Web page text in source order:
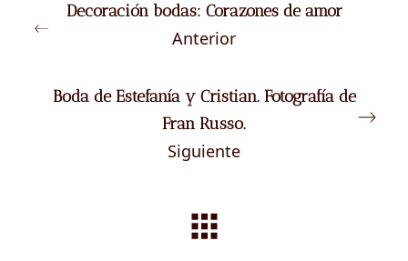
Decoración bodas: Corazones de amor
Anterior
Boda de Estefanía y Cristian. Fotografía de
Fran Russo.
Siguiente